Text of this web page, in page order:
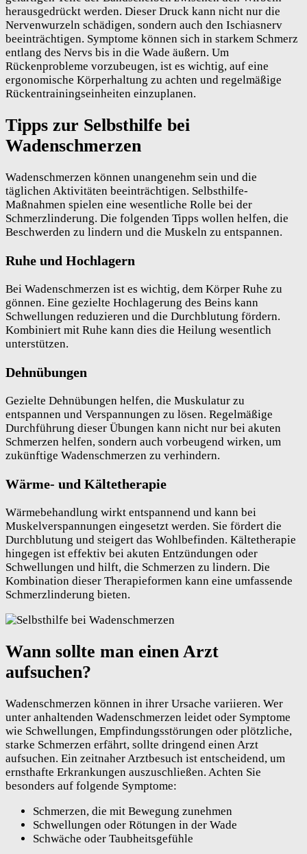
herausgedrückt werden. Dieser Druck kann nicht nur die
Nervenwurzeln schädigen, sondern auch den Ischiasnerv
beeinträchtigen. Symptome können sich in starkem Schmerz
entlang des Nervs bis in die Wade äußern. Um
Rückenprobleme vorzubeugen, ist es wichtig, auf eine
ergonomische Körperhaltung zu achten und regelmäßige
Rückentrainingseinheiten einzuplanen.
Tipps zur Selbsthilfe bei
Wadenschmerzen
Wadenschmerzen können unangenehm sein und die
täglichen Aktivitäten beeinträchtigen. Selbsthilfe-
Maßnahmen spielen eine wesentliche Rolle bei der
Schmerzlinderung. Die folgenden Tipps wollen helfen, die
Beschwerden zu lindern und die Muskeln zu entspannen.
Ruhe und Hochlagern
Bei Wadenschmerzen ist es wichtig, dem Körper Ruhe zu
gönnen. Eine gezielte Hochlagerung des Beins kann
Schwellungen reduzieren und die Durchblutung fördern.
Kombiniert mit Ruhe kann dies die Heilung wesentlich
unterstützen.
Dehnübungen
Gezielte Dehnübungen helfen, die Muskulatur zu
entspannen und Verspannungen zu lösen. Regelmäßige
Durchführung dieser Übungen kann nicht nur bei akuten
Schmerzen helfen, sondern auch vorbeugend wirken, um
zukünftige Wadenschmerzen zu verhindern.
Wärme- und Kältetherapie
Wärmebehandlung wirkt entspannend und kann bei
Muskelverspannungen eingesetzt werden. Sie fördert die
Durchblutung und steigert das Wohlbefinden. Kältetherapie
hingegen ist effektiv bei akuten Entzündungen oder
Schwellungen und hilft, die Schmerzen zu lindern. Die
Kombination dieser Therapieformen kann eine umfassende
Schmerzlinderung bieten.
Wann sollte man einen Arzt
aufsuchen?
Wadenschmerzen können in ihrer Ursache variieren. Wer
unter anhaltenden Wadenschmerzen leidet oder Symptome
wie Schwellungen, Empfindungsstörungen oder plötzliche,
starke Schmerzen erfährt, sollte dringend einen Arzt
aufsuchen. Ein zeitnaher Arztbesuch ist entscheidend, um
ernsthafte Erkrankungen auszuschließen. Achten Sie
besonders auf folgende Symptome:
Schmerzen, die mit Bewegung zunehmen
Schwellungen oder Rötungen in der Wade
Schwäche oder Taubheitsgefühle